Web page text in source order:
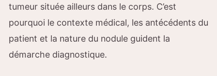
tumeur située ailleurs dans le corps. C’est
pourquoi le contexte médical, les antécédents du
patient et la nature du nodule guident la
démarche diagnostique.